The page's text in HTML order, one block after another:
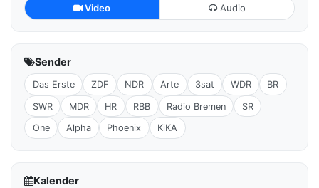
Video Audio
Sender
Das Erste ZDF NDR Arte 3sat WDR BR
SWR MDR HR RBB Radio Bremen SR
One Alpha Phoenix KiKA
Kalender